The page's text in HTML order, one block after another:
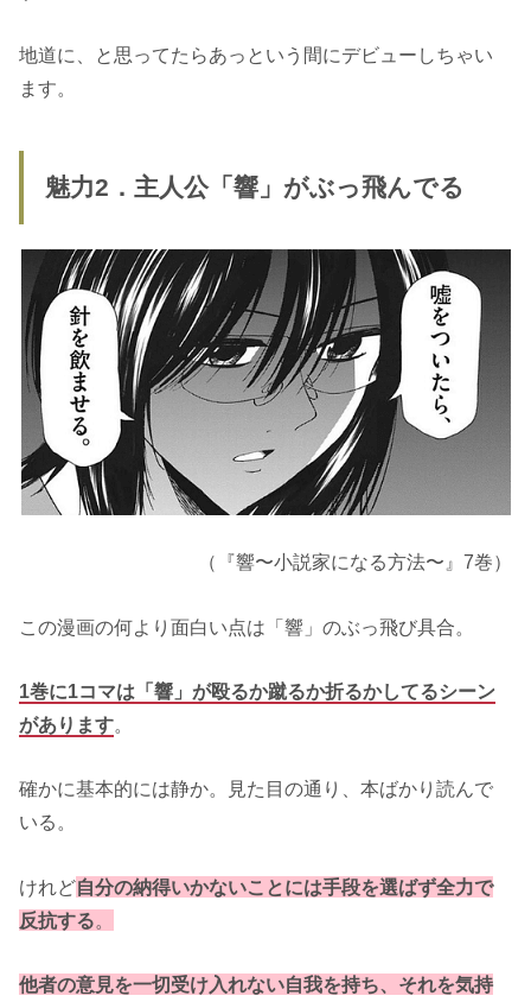
地道に、と思ってたらあっという間にデビューしちゃい
ます。
魅力2．主人公「響」がぶっ飛んでる
（『響〜小説家になる方法〜』7巻）
この漫画の何より面白い点は「響」のぶっ飛び具合。
1巻に1コマは「響」が殴るか蹴るか折るかしてるシーン
があります。
確かに基本的には静か。見た目の通り、本ばかり読んで
いる。
けれど自分の納得いかないことには手段を選ばず全力で
反抗する
他者の意見を一切受け入れない自我を持ち、それを気持